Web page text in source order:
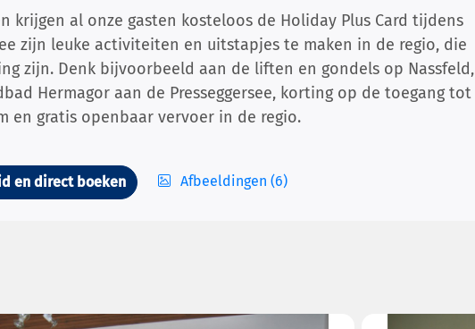
krijgen al onze gasten kosteloos de Holiday Plus Card tijdens
zijn leuke activiteiten en uitstapjes te maken in de regio, die
zijn. Denk bijvoorbeeld aan de liften en gondels op Nassfeld,
Hermagor aan de Presseggersee, korting op de toegang tot
en gratis openbaar vervoer in de regio.
en direct boeken Afbeeldingen (6)